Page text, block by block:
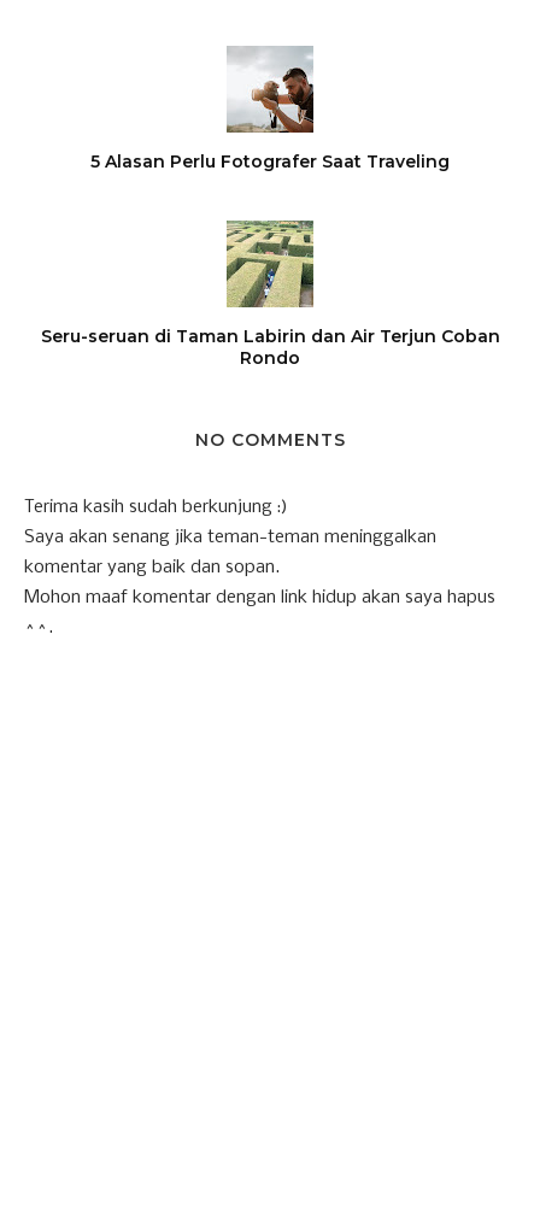
5 Alasan Perlu Fotografer Saat Traveling
Seru-seruan di Taman Labirin dan Air Terjun Coban
Rondo
NO COMMENTS
Terima kasih sudah berkunjung :)
Saya akan senang jika teman-teman meninggalkan
komentar yang baik dan sopan.
Mohon maaf komentar dengan link hidup akan saya hapus
^^.